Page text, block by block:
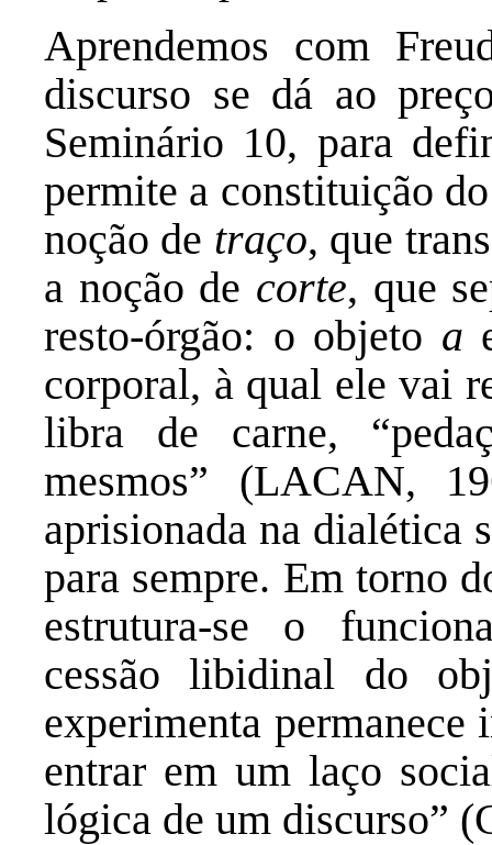
Aprendemos com
discurso se dá ao
Seminário 10, para
permite a constituição
noção de traço, que
a noção de corte, que
resto-órgão: o objeto a
corporal, à qual ele vai
libra de carne,
mesmos” (LACAN,
aprisionada na dialética
para sempre. Em torno
estrutura-se o
cessão libidinal do
experimenta
entrar em um laço
lógica de um discurso”